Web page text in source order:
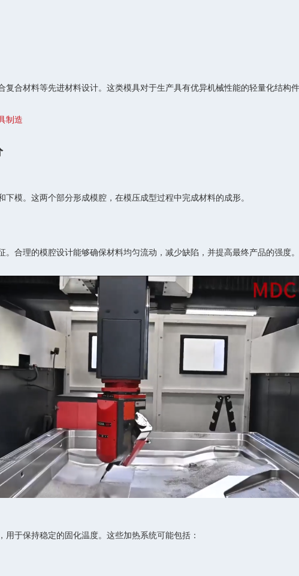
复合材料等先进材料设计。这类模具对于生产具有优异机械性能的轻量化结构
制造
模。这两个部分形成模腔，在模压成型过程中完成材料的成形。
。合理的模腔设计能够确保材料均匀流动，减少缺陷，并提高最终产品的强度。
于保持稳定的固化温度。这些加热系统可能包括：